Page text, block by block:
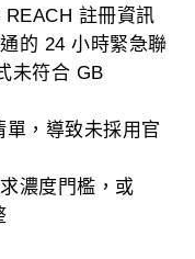
註冊資訊
的 24 小時緊急聯
未符合 GB
，導致未採用官
濃度門檻，或